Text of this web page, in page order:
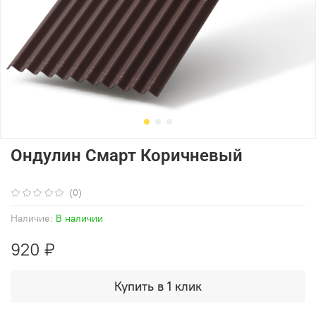
(0)
Наличие: В наличии
Ондулин Смарт Коричневый
920 ₽
Купить в 1 клик